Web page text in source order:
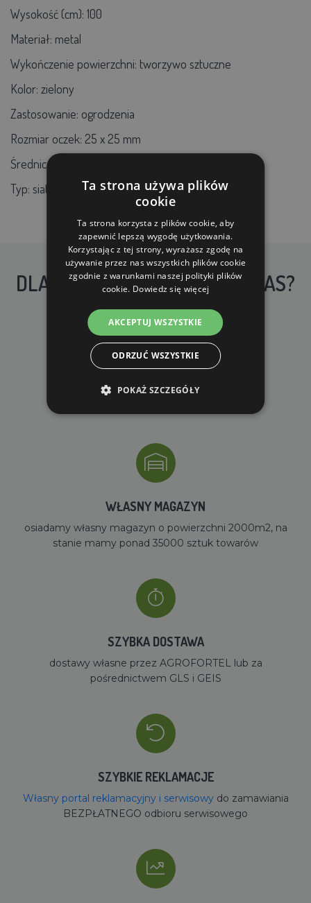
Wysokość (cm): 100
Materiał: metal
Wykończenie powierzchni: tworzywo sztuczne
Kolor: zielony
Zastosowanie: ogrodzenia
Rozmiar oczek: 25 x 25 mm
Średnica drutu: 2,5 mm
Typ: siatka hodowlana
DLACZEGO WARTO KUPIĆ U NAS?
DARMOWA WYSYŁKA
WŁASNY MAGAZYN
osiadamy własny magazyn o powierzchni 2000m2, na
stanie mamy ponad 35000 sztuk towarów
SZYBKA DOSTAWA
dostawy własne przez AGROFORTEL lub za
pośrednictwem GLS i GEIS
SZYBKIE REKLAMACJE
Własny portal reklamacyjny i serwisowydo zamawiania
BEZPŁATNEGO odbioru serwisowego
Ta strona używa plików
cookie
Ta strona korzysta z plików cookie, aby
zapewnić lepszą wygodę użytkowania.
Korzystając z tej strony, wyrażasz zgodę na
używanie przez nas wszystkich plików cookie
zgodnie z warunkami naszej polityki plików
cookie. Dowiedz się więcej
AKCEPTUJ WSZYSTKIE
ODRZUĆ WSZYSTKIE
POKAŻ SZCZEGÓŁY